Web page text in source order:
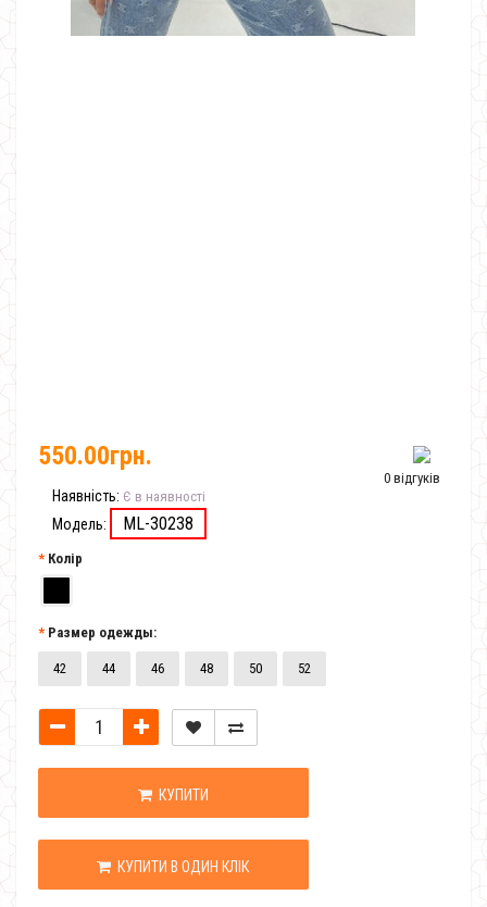
0 відгуків
550.00грн.
Наявність: Є в наявності
Модель: ML-30238
Колір
Размер одежды:
42 44 46 48 50 52
КУПИТИ
КУПИТИ В ОДИН КЛІК